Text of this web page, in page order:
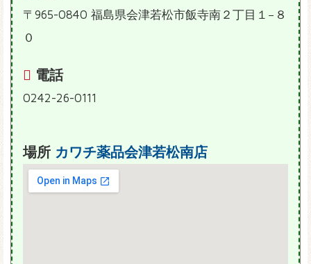
〒965-0840 福島県会津若松市飯寺南２丁目１−８
０
電話
0242-26-0111
場所 カワチ薬品会津若松南店